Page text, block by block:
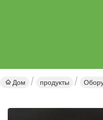
Дом продукты